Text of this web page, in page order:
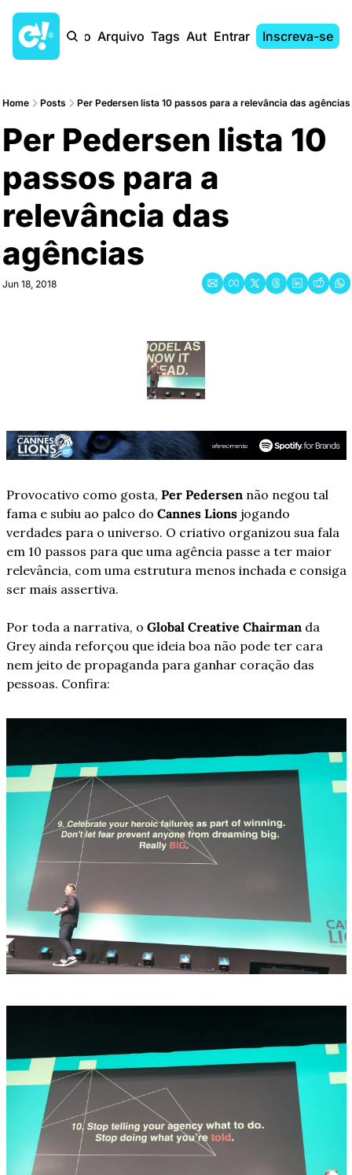
Início Arquivo Tags AutoresEntrar Inscreva-se
Home Posts Per Pedersen lista 10 passos para a relevância das agências
Per Pedersen lista 10
passos para a
relevância das
agências
Jun 18, 2018
Provocativo como gosta, Per Pedersen não negou tal
fama e subiu ao palco do Cannes Lions jogando
verdades para o universo. O criativo organizou sua fala
em 10 passos para que uma agência passe a ter maior
relevância, com uma estrutura menos inchada e consiga
ser mais assertiva.
Por toda a narrativa, o Global Creative Chairman da
Grey ainda reforçou que ideia boa não pode ter cara
nem jeito de propaganda para ganhar coração das
pessoas. Confira: